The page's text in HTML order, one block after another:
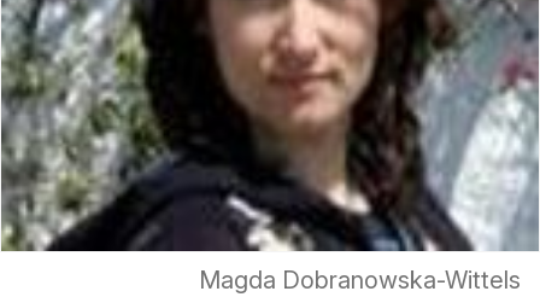
Magda Dobranowska-Wittels